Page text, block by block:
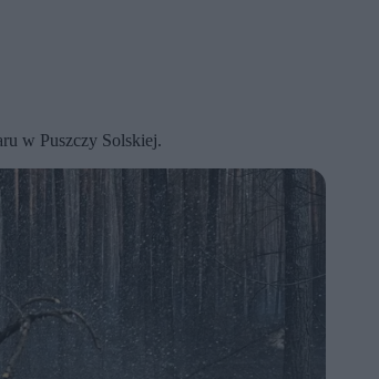
w Puszczy Solskiej.